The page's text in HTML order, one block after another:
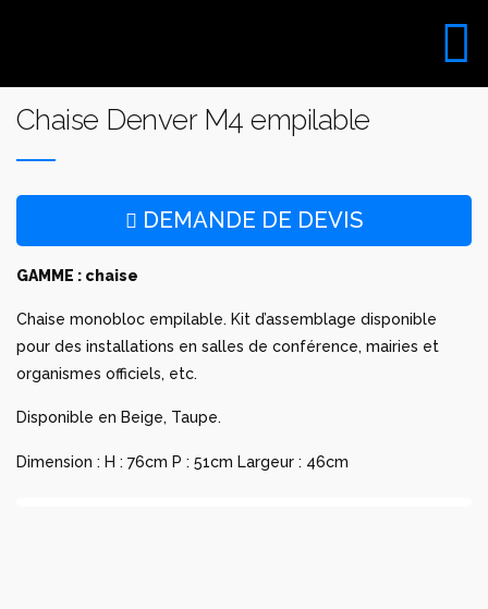
Chaise Denver M4 empilable
DEMANDE DE DEVIS
GAMME : chaise
Chaise monobloc empilable. Kit d’assemblage disponible
pour des installations en salles de conférence, mairies et
organismes officiels, etc.
Disponible en Beige, Taupe.
Dimension : H : 76cm P : 51cm Largeur : 46cm